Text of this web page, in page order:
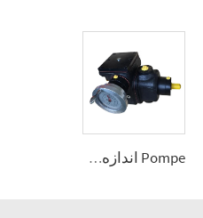
Pompe اندازه‌گیری فشار بالا نوع A2VK(JLB) برای PU 5، 12، 28، 55، 107، 225 (سانتی‌متر مکعب در دور)